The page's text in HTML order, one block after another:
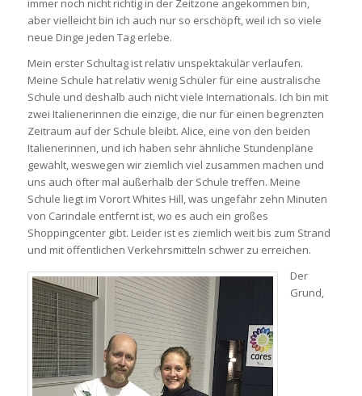
immer noch nicht richtig in der Zeitzone angekommen bin,
aber vielleicht bin ich auch nur so erschöpft, weil ich so viele
neue Dinge jeden Tag erlebe.
Mein erster Schultag ist relativ unspektakulär verlaufen.
Meine Schule hat relativ wenig Schüler für eine australische
Schule und deshalb auch nicht viele Internationals. Ich bin mit
zwei Italienerinnen die einzige, die nur für einen begrenzten
Zeitraum auf der Schule bleibt. Alice, eine von den beiden
Italienerinnen, und ich haben sehr ähnliche Stundenpläne
gewählt, weswegen wir ziemlich viel zusammen machen und
uns auch öfter mal außerhalb der Schule treffen. Meine
Schule liegt im Vorort Whites Hill, was ungefähr zehn Minuten
von Carindale entfernt ist, wo es auch ein großes
Shoppingcenter gibt. Leider ist es ziemlich weit bis zum Strand
und mit öffentlichen Verkehrsmitteln schwer zu erreichen.
Der
Grund,